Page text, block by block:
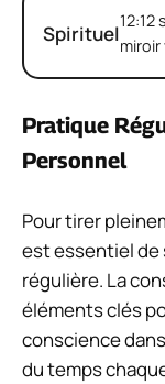
Spirituel12:12
Pratique
Personnel
Pour tirer
est essentiel de
régulière. La
éléments clés
conscience
du temps